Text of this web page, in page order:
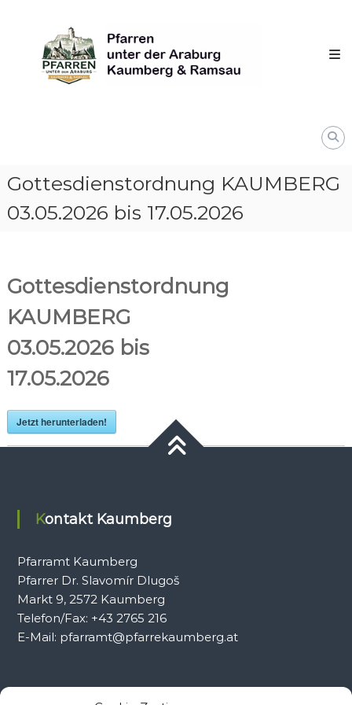
content
unter
derAraburg
Kaumberg
Gottesdienstordnung KAUMBERG
03.05.2026 bis 17.05.2026
Gottesdienstordnung
KAUMBERG
03.05.2026 bis
17.05.2026
Jetzt herunterladen!
Kontakt Kaumberg
Pfarramt Kaumberg
Pfarrer Dr. Slavomír Dlugoš
Markt 9, 2572 Kaumberg
Telefon/Fax: +43 2765 216
E-Mail: pfarramt@pfarrekaumberg.at